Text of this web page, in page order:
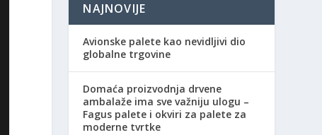
NAJNOVIJE
Avionske palete kao nevidljivi dio
globalne trgovine
Domaća proizvodnja drvene
ambalaže ima sve važniju ulogu –
Fagus palete i okviri za palete za
moderne tvrtke